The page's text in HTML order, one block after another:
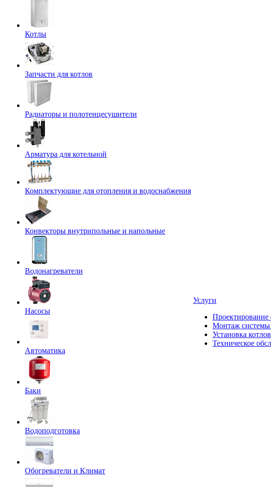
Котлы
Запчасти для котлов
Радиаторы и полотенцесушители
Арматура для котельной
Комплектующие для отопления и водоснабжения
Конвекторы внутрипольные и напольные
Водонагреватели
Насосы
Автоматика
Баки
Водоподготовка
Обогреватели и Климат
Услуги
Проектирование
Монтаж системы
Установка котлов
Техническое